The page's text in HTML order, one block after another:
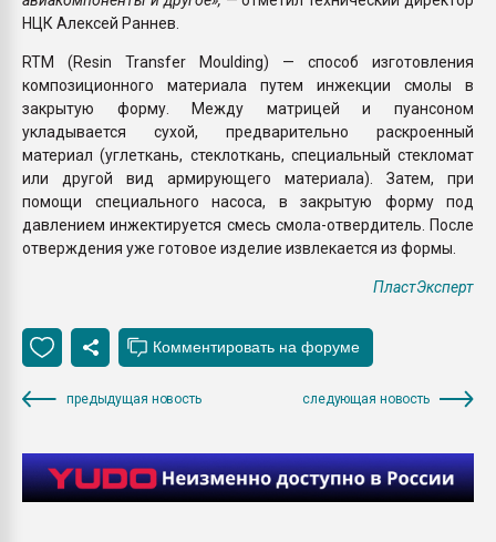
НЦК Алексей Раннев.
RTM (Resin Transfer Moulding) — способ изготовления
композиционного материала путем инжекции смолы в
закрытую форму. Между матрицей и пуансоном
укладывается сухой, предварительно раскроенный
материал (углеткань, стеклоткань, специальный стекломат
или другой вид армирующего материала). Затем, при
помощи специального насоса, в закрытую форму под
давлением инжектируется смесь смола-отвердитель. После
отверждения уже готовое изделие извлекается из формы.
ПластЭксперт
предыдущая новость следующая новость